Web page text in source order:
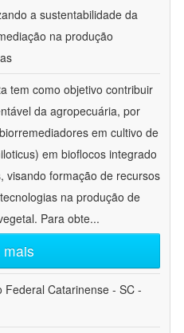
a sustentabilidade da
na produção
tem como objetivo contribuir
da agropecuária, por
em cultivo de
em bioflocos integrado
visando formação de recursos
na produção de
Para obte...
mais
Federal Catarinense - SC -